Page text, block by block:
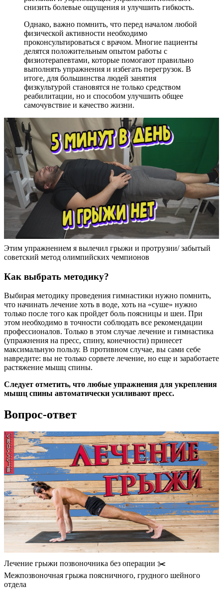
снизить болевые ощущения и улучшить гибкость.
Однако, важно помнить, что перед началом любой
физической активности необходимо
проконсультироваться с врачом. Многие пациенты
делятся положительным опытом работы с
физиотерапевтами, которые помогают правильно
выполнять упражнения и избегать перегрузок. В
итоге, для большинства людей занятия
физкультурой становятся не только средством
реабилитации, но и способом улучшить общее
самочувствие и качество жизни.
Этим упражнением я вылечил грыжи и протрузии/ забытый
советский метод олимпийских чемпионов
Как выбрать методику?
Выбирая методику проведения гимнастики нужно помнить,
что начинать лечение хоть в воде, хоть на «суше» нужно
только после того как пройдет боль поясницы и шеи. При
этом необходимо в точности соблюдать все рекомендации
профессионалов. Только в этом случае лечение и гимнастика
(упражнения на пресс, спину, конечности) принесет
максимальную пользу. В противном случае, вы сами себе
навредите: вы не только сорвете лечение, но еще и заработаете
растяжение мышц спины.
Следует отметить, что любые упражнения для укрепления
мышц спины автоматически усиливают пресс.
Вопрос-ответ
Лечение грыжи позвоночника без операции ✂️
Межпозвоночная грыжа поясничного, грудного шейного
отдела